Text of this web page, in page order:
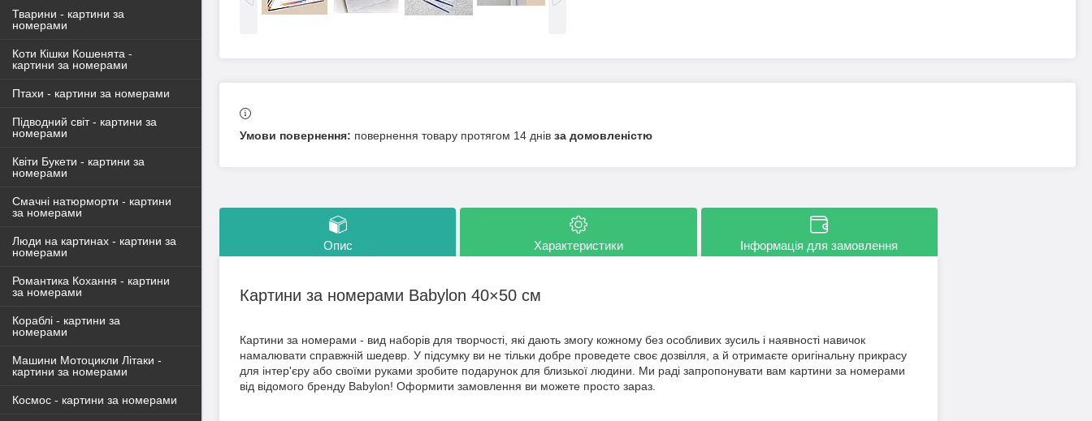
повернення товару протягом 14 днів за домовленістю
Опис Характеристики Інформація для замовлення
Картини за номерами Babylon 40×50 см
Картини за номерами - вид наборів для творчості, які дають змогу кожному без особливих зусиль і наявності навичок
намалювати справжній шедевр. У підсумку ви не тільки добре проведете своє дозвілля, а й отримаєте оригінальну прикрасу
для інтер'єру або своїми руками зробите подарунок для близької людини. Ми раді запропонувати вам картини за номерами
від відомого бренду Babylon! Оформити замовлення ви можете просто зараз.
Тварини - картини за
номерами
Коти Кішки Кошенята -
картини за номерами
Птахи - картини за номерами
Підводний світ - картини за
номерами
Квіти Букети - картини за
номерами
Смачні натюрморти - картини
за номерами
Люди на картинах - картини за
номерами
Романтика Кохання - картини
за номерами
Кораблі - картини за
номерами
Машини Мотоцикли Літаки -
картини за номерами
Космос - картини за номерами